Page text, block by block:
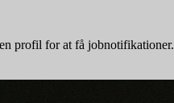
profil for at få jobnotifikationer.